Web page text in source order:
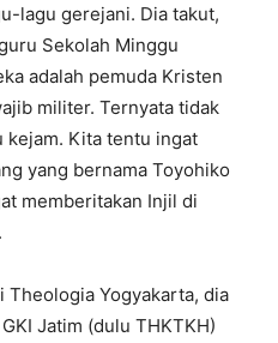
lagu gerejani. Dia takut,
Sekolah Minggu
adalah pemuda Kristen
militer. Ternyata tidak
kejam. Kita tentu ingat
yang bernama Toyohiko
memberitakan Injil di
Theologia Yogyakarta, dia
Jatim (dulu THKTKH)